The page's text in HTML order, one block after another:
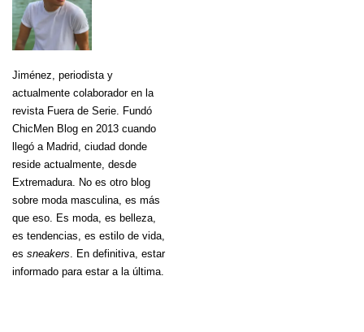
Jiménez, periodista y
actualmente colaborador en la
revista Fuera de Serie. Fundó
ChicMen Blog en 2013 cuando
llegó a Madrid, ciudad donde
reside actualmente, desde
Extremadura. No es otro blog
sobre moda masculina, es más
que eso. Es moda, es belleza,
es tendencias, es estilo de vida,
es sneakers. En definitiva, estar
informado para estar a la última.